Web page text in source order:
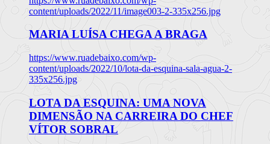
content/uploads/2022/11/image003-2-335x256.jpg
MARIA LUÍSA CHEGA A BRAGA
https://www.ruadebaixo.com/wp-
content/uploads/2022/10/lota-da-esquina-sala-agua-2-
335x256.jpg
LOTA DA ESQUINA: UMA NOVA
DIMENSÃO NA CARREIRA DO CHEF
VÍTOR SOBRAL